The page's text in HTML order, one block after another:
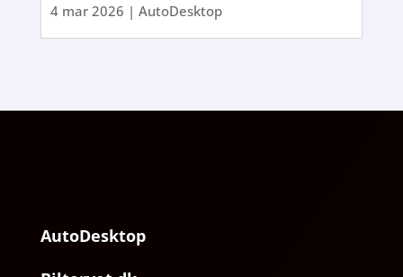
4 mar 2026 | AutoDesktop
AutoDesktop